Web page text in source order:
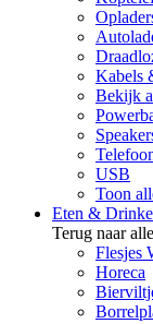
Kabels
Bekijk
USB
Toon
Eten &
Terug naar
Flesjes
Horeca